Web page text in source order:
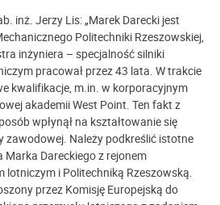
inż. Jerzy Lis: „Marek Darecki jest
Politechniki Rzeszowskiej,
inżyniera – specjalność silniki
pracował przez 43 lata. W trakcie
kwalifikacje, m.in. w korporacyjnym
akademii West Point. Ten fakt z
wpłynął na kształtowanie się
zawodowej. Należy podkreślić istotne
Dareckiego z rejonem
lotniczym i Politechniką Rzeszowską.
przez Komisję Europejską do